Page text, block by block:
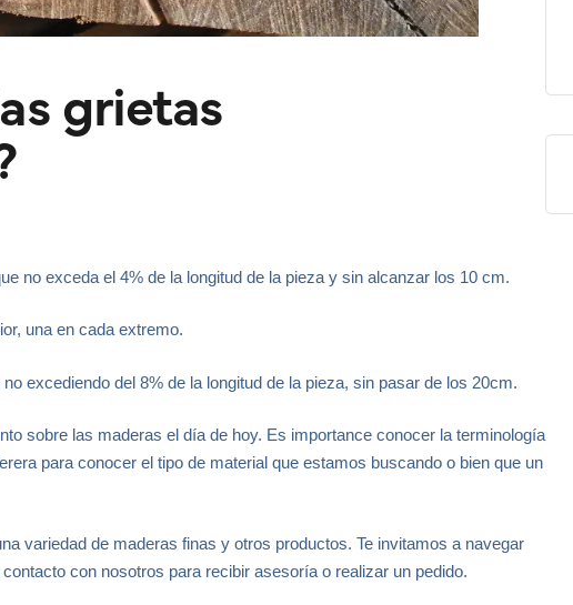
grietas
no exceda el 4% de la longitud de la pieza y sin alcanzar los 10 cm.
una en cada extremo.
excediendo del 8% de la longitud de la pieza, sin pasar de los 20cm.
sobre las maderas el día de hoy. Es importance conocer la terminología
para conocer el tipo de material que estamos buscando o bien que un
variedad de maderas finas y otros productos. Te invitamos a navegar
con nosotros para recibir asesoría o realizar un pedido.